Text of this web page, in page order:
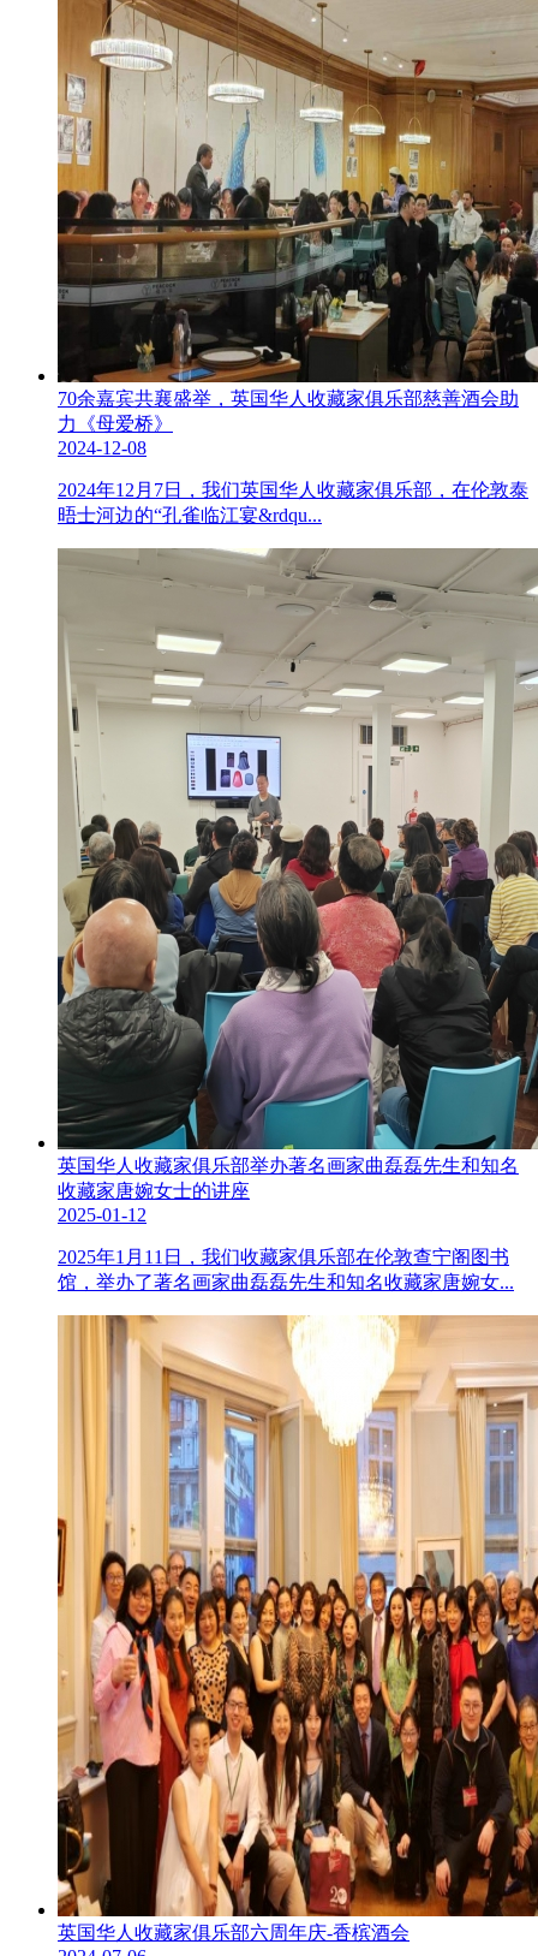
70余嘉宾共襄盛举，英国华人收藏家俱乐部慈善酒会助
力《母爱桥》
2024-12-08
2024年12月7日，我们英国华人收藏家俱乐部，在伦敦泰
晤士河边的“孔雀临江宴&rdqu...
英国华人收藏家俱乐部举办著名画家曲磊磊先生和知名
收藏家唐婉女士的讲座
2025-01-12
2025年1月11日，我们收藏家俱乐部在伦敦查宁阁图书
馆，举办了著名画家曲磊磊先生和知名收藏家唐婉女...
英国华人收藏家俱乐部六周年庆-香槟酒会